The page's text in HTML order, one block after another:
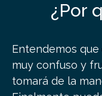
¿Por
Entendemos
muy confuso y
tomará de la